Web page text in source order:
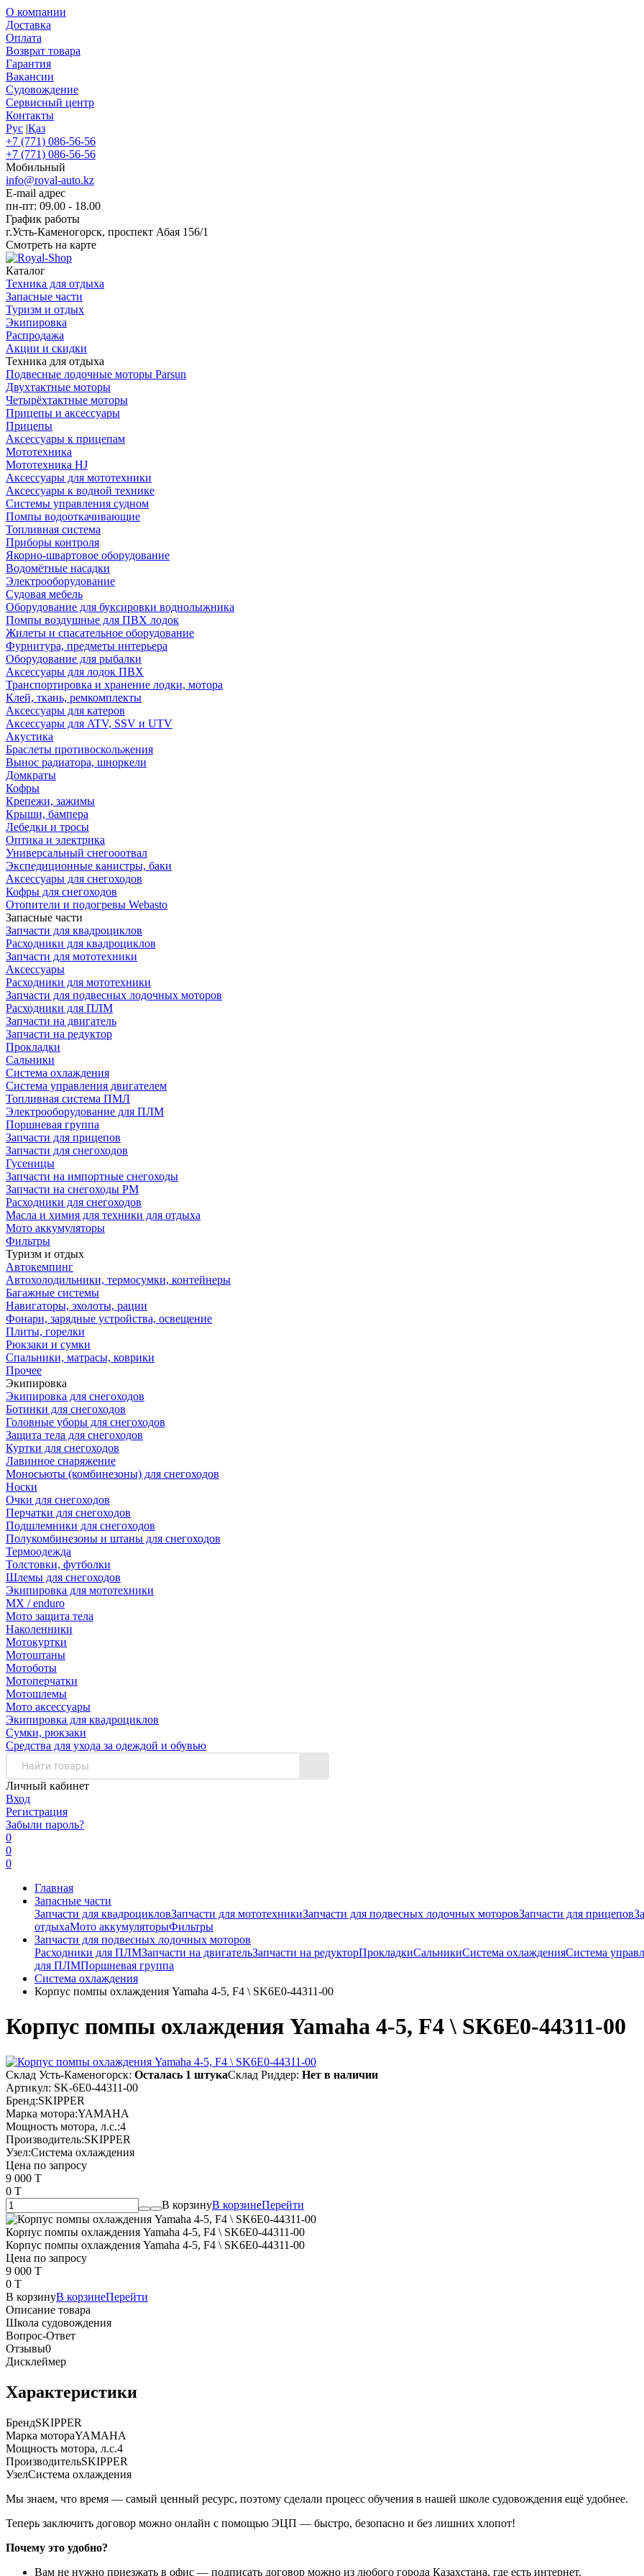
О компании
Доставка
Оплата
Возврат товара
Гарантия
Вакансии
Судовождение
Сервисный центр
Контакты
Рус |Қаз
+7 (771) 086-56-56
+7 (771) 086-56-56
Мобильный
info@royal-auto.kz
E-mail адрес
пн-пт: 09.00 - 18.00
График работы
г.Усть-Каменогорск, проспект Абая 156/1
Смотреть на карте
Каталог
Техника для отдыха
Запасные части
Туризм и отдых
Экипировка
Распродажа
Акции и скидки
Техника для отдыха
Подвесные лодочные моторы Parsun
Двухтактные моторы
Четырёхтактные моторы
Прицепы и аксессуары
Прицепы
Аксессуары к прицепам
Мототехника
Мототехника HJ
Аксессуары для мототехники
Аксессуары к водной технике
Системы управления судном
Помпы водооткачивающие
Топливная система
Приборы контроля
Якорно-швартовое оборудование
Водомётные насадки
Электрооборудование
Судовая мебель
Оборудование для буксировки воднолыжника
Помпы воздушные для ПВХ лодок
Жилеты и спасательное оборудование
Фурнитура, предметы интерьера
Оборудование для рыбалки
Аксессуары для лодок ПВХ
Транспортировка и хранение лодки, мотора
Клей, ткань, ремкомплекты
Аксессуары для катеров
Аксессуары для ATV, SSV и UTV
Акустика
Браслеты противоскольжения
Вынос радиатора, шноркели
Домкраты
Кофры
Крепежи, зажимы
Крыши, бампера
Лебедки и тросы
Оптика и электрика
Универсальный снегооотвал
Экспедиционные канистры, баки
Аксессуары для снегоходов
Кофры для снегоходов
Отопители и подогревы Webasto
Запасные части
Запчасти для квадроциклов
Расходники для квадроциклов
Запчасти для мототехники
Аксессуары
Расходники для мототехники
Запчасти для подвесных лодочных моторов
Расходники для ПЛМ
Запчасти на двигатель
Запчасти на редуктор
Прокладки
Сальники
Система охлаждения
Система управления двигателем
Топливная система ПМЛ
Электрооборудование для ПЛМ
Поршневая группа
Запчасти для прицепов
Запчасти для снегоходов
Гусеницы
Запчасти на импортные снегоходы
Запчасти на снегоходы РМ
Расходники для снегоходов
Масла и химия для техники для отдыха
Мото аккумуляторы
Фильтры
Туризм и отдых
Автокемпинг
Автохолодильники, термосумки, контейнеры
Багажные системы
Навигаторы, эхолоты, рации
Фонари, зарядные устройства, освещение
Плиты, горелки
Рюкзаки и сумки
Спальники, матрасы, коврики
Прочее
Экипировка
Экипировка для снегоходов
Ботинки для снегоходов
Головные уборы для снегоходов
Защита тела для снегоходов
Куртки для снегоходов
Лавинное снаряжение
Моносьюты (комбинезоны) для снегоходов
Носки
Очки для снегоходов
Перчатки для снегоходов
Подшлемники для снегоходов
Полукомбинезоны и штаны для снегоходов
Термоодежда
Толстовки, футболки
Шлемы для снегоходов
Экипировка для мототехники
MX / enduro
Мото защита тела
Наколенники
Мотокуртки
Мотоштаны
Мотоботы
Мотоперчатки
Мотошлемы
Мото аксессуары
Экипировка для квадроциклов
Сумки, рюкзаки
Средства для ухода за одеждой и обувью
Личный кабинет
Вход
Регистрация
Забыли пароль?
0
0
0
Главная
Запасные части
Запчасти для квадроцикловЗапчасти для мототехникиЗапчасти для подвесных лодочных моторовЗапчасти для прицепов
отдыхаМото аккумуляторыФильтры
Запчасти для подвесных лодочных моторов
Расходники для ПЛМЗапчасти на двигательЗапчасти на редукторПрокладкиСальникиСистема охлажденияСистема
для ПЛМПоршневая группа
Система охлаждения
Корпус помпы охлаждения Yamaha 4-5, F4 \ SK6E0-44311-00
Корпус помпы охлаждения Yamaha 4-5, F4 \ SK6E0-44311-00
Склад Усть-Каменогорск: Осталась 1 штукаСклад Риддер: Нет в наличии
Артикул: SK-6E0-44311-00
Бренд:SKIPPER
Марка мотора:YAMAHA
Мощность мотора, л.с.:4
Производитель:SKIPPER
Узел:Система охлаждения
Цена по запросу
9 000 T
0 T
В корзинуВ корзинеПерейти
Корпус помпы охлаждения Yamaha 4-5, F4 \ SK6E0-44311-00
Корпус помпы охлаждения Yamaha 4-5, F4 \ SK6E0-44311-00
Цена по запросу
9 000 T
0 T
В корзинуВ корзинеПерейти
Описание товара
Школа судовождения
Вопрос-Ответ
Отзывы0
Дисклеймер
Характеристики
БрендSKIPPER
Марка мотораYAMAHA
Мощность мотора, л.с.4
ПроизводительSKIPPER
УзелСистема охлаждения
Мы знаем, что время — самый ценный ресурс, поэтому сделали процесс обучения в нашей школе судовождения ещё удобнее.
Теперь заключить договор можно онлайн с помощью ЭЦП — быстро, безопасно и без лишних хлопот!
Почему это удобно?
Вам не нужно приезжать в офис — подписать договор можно из любого города Казахстана, где есть интернет.